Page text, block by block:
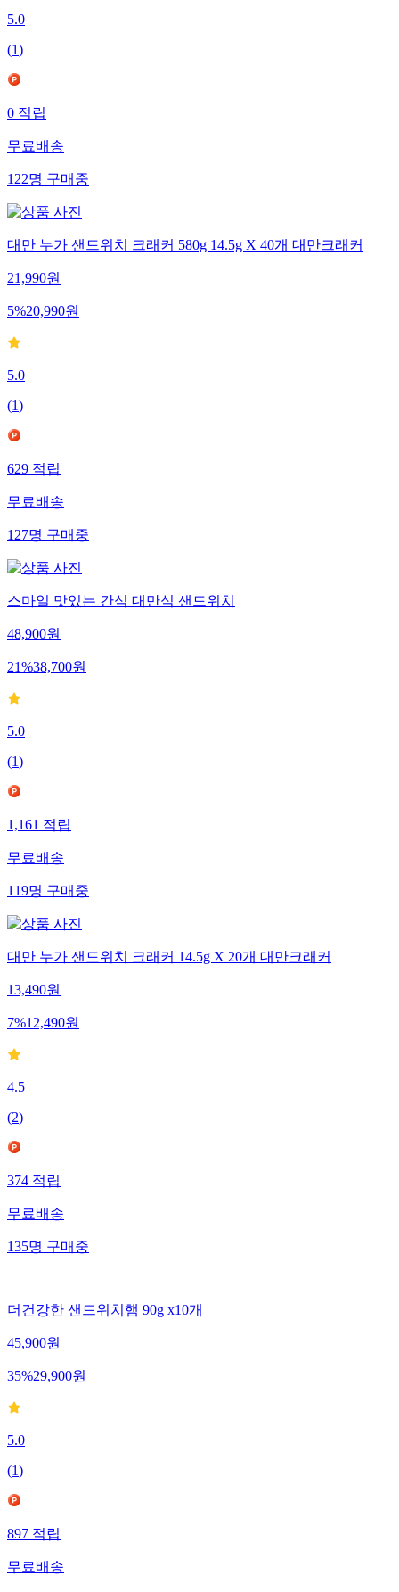
5.0
(1)
0적립
무료배송
122명구매중
대만 누가 샌드위치 크래커 580g 14.5g X 40개 대만크래커
21,990원
5%20,990원
5.0
(1)
629적립
무료배송
127명구매중
스마일 맛있는 간식 대만식 샌드위치
48,900원
21%38,700원
5.0
(1)
1,161적립
무료배송
119명구매중
대만 누가 샌드위치 크래커 14.5g X 20개 대만크래커
13,490원
7%12,490원
4.5
(2)
374적립
무료배송
135명구매중
더건강한 샌드위치햄 90g x10개
45,900원
35%29,900원
5.0
(1)
897적립
무료배송